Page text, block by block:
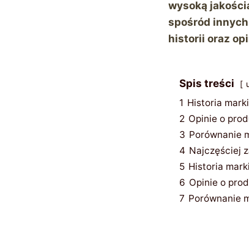
wysoką
spośród
historii oraz
Spis treści
1 Historia
2 Opinie o
3 Porównanie
4 Najczęściej
5 Historia
6 Opinie o
7 Porównanie